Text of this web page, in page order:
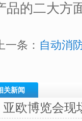
品的二大方
一条： 自动消
关新闻
亚欧博览会现